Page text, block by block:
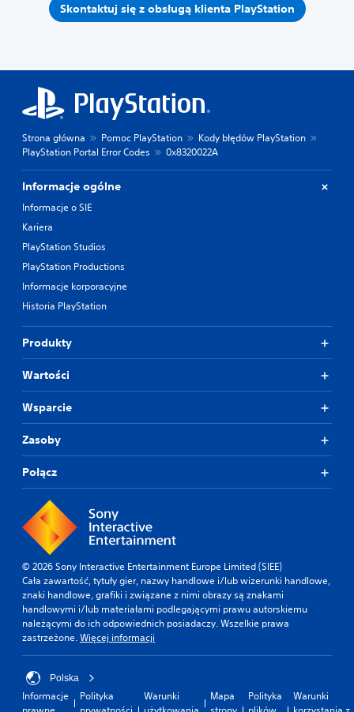
Skontaktuj się z obsługą klienta PlayStation
Strona główna Pomoc PlayStation
Kody błędów PlayStation
PlayStation Portal Error Codes
0x8320022A
Informacje ogólne
Informacje o SIE
Kariera
PlayStation Studios
PlayStation Productions
Informacje korporacyjne
Historia PlayStation
Produkty
Wartości
Wsparcie
Zasoby
Połącz
© 2026 Sony Interactive Entertainment Europe Limited (SIEE)
Cała zawartość, tytuły gier, nazwy handlowe i/lub wizerunki handlowe,
znaki handlowe, grafiki i związane z nimi obrazy są znakami
handlowymi i/lub materiałami podlegającymi prawu autorskiemu
należącymi do ich odpowiednich posiadaczy. Wszelkie prawa
zastrzeżone.Więcej informacji
Polska
Informacje
Polityka
Warunki
Mapa
Polityka
Warunki